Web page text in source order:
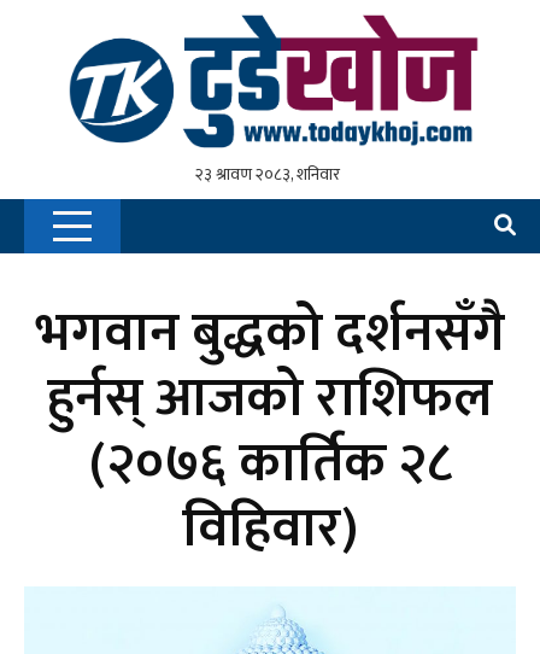
भगवान बुद्धको दर्शनसँगै
हुर्नस् आजको राशिफल
(२०७६ कार्तिक २८
विहिवार)